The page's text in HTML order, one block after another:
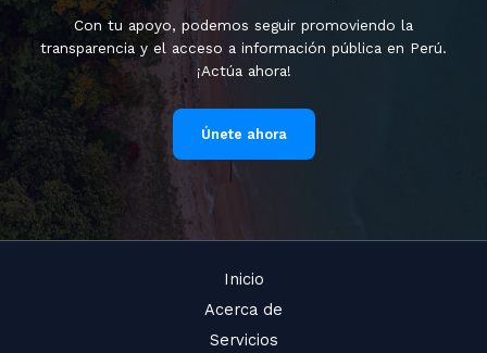
Con tu apoyo, podemos seguir promoviendo la
transparencia y el acceso a información pública en Perú.
¡Actúa ahora!
Únete ahora
Inicio
Acerca de
Servicios